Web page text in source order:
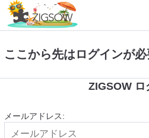
ここから先はログインが必
ZIGSOW ロ
メールアドレス: